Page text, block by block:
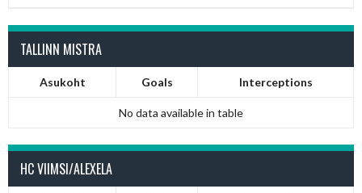
TALLINN MISTRA
Asukoht Goals Interceptions
No data available in table
HC VIIMSI/ALEXELA